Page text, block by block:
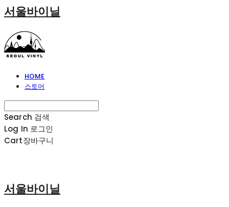
서울바이닐
HOME
스토어
Search 검색
Log In 로그인
Cart장바구니
서울바이닐